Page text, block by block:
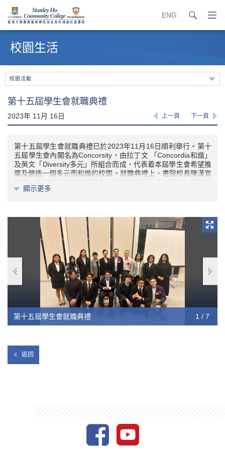
ENG search
打
開
始
校園生活
校園活動
第十五屆學生會就職典禮
2023年 11月 16日 上一頁 下一頁
第十五屆學生會就職典禮已於2023年11月16日順利舉行。第十
五屆學生會內閣名為Concorsity，由拉丁文 「Concordia和諧」
及英文「Diversity多元」所組合而成，代表着本屆學生會希望推
廣及營造一個多元而和諧的校園。就職典禮上，書院校長陳漢宣
女士、署理學院主任、學生會顧問委員會成員、一眾講師、第十
年盡展所能，服務書院學生。
顯示更多
第十五屆學生會就職典禮 1 / 7
第十五屆學生會就職典禮 2 / 7
第十五屆學生會就職典禮 3 / 7
第十五屆學生會就職典禮 4 / 7
第十五屆學生會就職典禮 5 / 7
第十五屆學生會就職典禮 6 / 7
第十五屆學生會就職典禮 7 / 7
返回